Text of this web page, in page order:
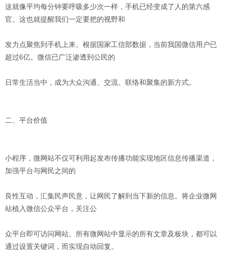
这就像平均每分钟要呼吸多少次一样，手机已经变成了人的第六感
官。这也就提醒我们一定要把的视野和
发力点聚焦到手机上来。根据国家工信部数据，当前我国微信用户已
超过6亿。微信已广泛渗透到公民的
日常生活当中，成为大众沟通、交流、联络和聚集的新方式。
二、平台价值
小程序，微网站不仅可利用起发布传播功能实现地区信息传播渠道，
加强平台与网民之间的
良性互动，汇集民声民意，让网民了解到当下新的信息。将企业微网
站植入微信公众平台，关注公
众平台即可访问网站。所有微网站中显示的所有文章及板块，都可以
通过设置关键词，而实现自动回复。